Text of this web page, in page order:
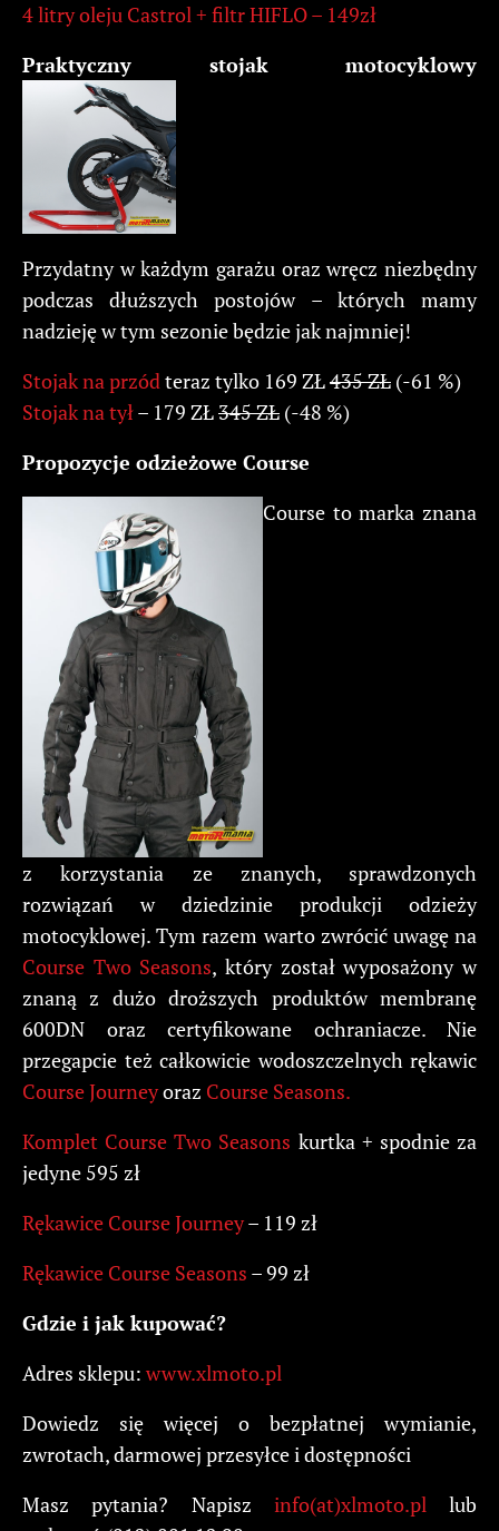
4 litry oleju Castrol + filtr HIFLO – 149zł
Praktyczny stojak motocyklowy
Przydatny w każdym garażu oraz wręcz niezbędny
podczas dłuższych postojów – których mamy
nadzieję w tym sezonie będzie jak najmniej!
Stojak na przód teraz tylko 169 ZŁ435 ZŁ (-61 %)
Stojak na tył– 179 ZŁ345 ZŁ (-48 %)
Propozycje odzieżowe Course
Course to marka znana
z korzystania ze znanych, sprawdzonych
rozwiązań w dziedzinie produkcji odzieży
motocyklowej. Tym razem warto zwrócić uwagę na
Course Two Seasons, który został wyposażony w
znaną z dużo droższych produktów membranę
600DN oraz certyfikowane ochraniacze. Nie
przegapcie też całkowicie wodoszczelnych rękawic
Course Journeyoraz Course Seasons.
Komplet Course Two Seasons kurtka + spodnie za
jedyne 595 zł
Rękawice Course Journey– 119 zł
Rękawice Course Seasons – 99 zł
Gdzie i jak kupować?
Adres sklepu: www.xlmoto.pl
Dowiedz się więcej o bezpłatnej wymianie,
zwrotach, darmowej przesyłce i dostępności
Masz pytania? Napisz info(at)xlmoto.pl lub